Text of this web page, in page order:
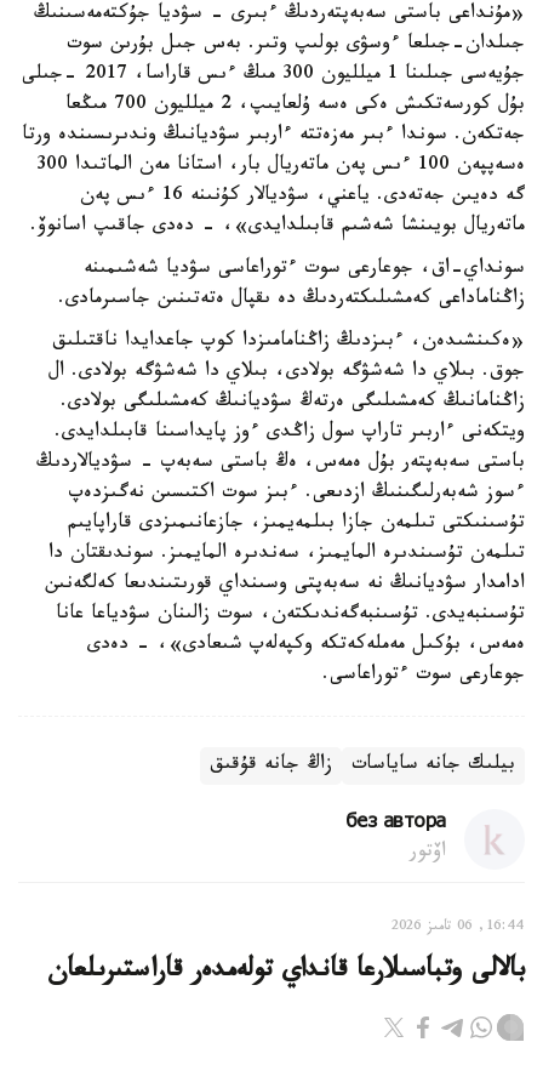
«مۇنداعى باستى سەبەپتەردىڭ ءبىرى - سۋديا جۇكتەمەسىنىڭ
جىلدان-جىلعا ءوسۋى بولىپ وتىر. بەس جىل بۇرىن سوت
جۇيەسى جىلىنا 1 ميلليون 300 مىڭ ءىس قاراسا، 2017 -جىلى
بۇل كورسەتكىش ەكى ەسە ۇلعايىپ، 2 ميلليون 700 مىڭعا
جەتكەن. سوندا ءبىر مەزەتتە ءاربىر سۋديانىڭ وندىرىسىندە ورتا
ەسەپپەن 100 ءىس پەن ماتەريال بار، استانا مەن الماتىدا 300
گە دەيىن جەتەدى. ياعني، سۋديالار كۇنىنە 16 ءىس پەن
ماتەريال بويىنشا شەشىم قابىلدايدى»، - دەدى جاقىپ اسانوۆ.
سونداي-اق، جوعارعى سوت ءتوراعاسى سۋديا شەشىمىنە
زاڭناماداعى كەمشىلىكتەردىڭ دە ىقپال ەتەتىنىن جاسىرمادى.
«ەكىنشىدەن، ءبىزدىڭ زاڭنامامىزدا كوپ جاعدايدا ناقتىلىق
جوق. بىلاي دا شەشۋگە بولادى، بىلاي دا شەشۋگە بولادى. ال
زاڭنامانىڭ كەمشىلىگى ەرتەڭ سۋديانىڭ كەمشىلىگى بولادى.
ويتكەنى ءاربىر تاراپ سول زاڭدى ءوز پايداسىنا قابىلدايدى.
باستى سەبەپتەر بۇل ەمەس، ەڭ باستى سەبەپ - سۋديالاردىڭ
ءسوز شەبەرلىگىنىڭ ازدىعى. ءبىز سوت اكتىسىن نەگىزدەپ
تۇسىنىكتى تىلمەن جازا بىلمەيمىز، جازعانىمىزدى قاراپايىم
تىلمەن تۇسىندىرە المايمىز، سەندىرە المايمىز. سوندىقتان دا
ادامدار سۋديانىڭ نە سەبەپتى وسىنداي قورىتىندىعا كەلگەنىن
تۇسىنبەيدى. تۇسىنبەگەندىكتەن، سوت زالىنان سۋدياعا عانا
ەمەس، بۇكىل مەملەكەتكە وكپەلەپ شىعادى»، - دەدى
جوعارعى سوت ءتوراعاسى.
بيلىك جانە ساياسات زاڭ جانە قۇقىق
без автора
اۆتور
16:44, 06 تامىز 2026
بالالى وتباسىلارعا قانداي تولەمدەر قاراستىرىلعان